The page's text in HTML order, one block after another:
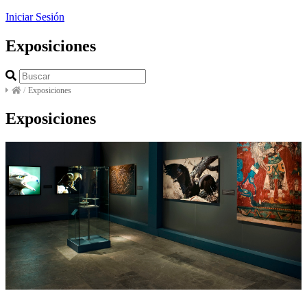
Iniciar Sesión
Exposiciones
/ Exposiciones
Exposiciones